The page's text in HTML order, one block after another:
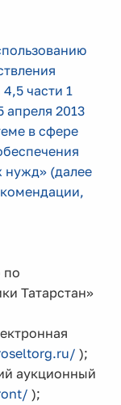
части 1
апреля 2013
в сфере
нужд» (далее
по
Татарстан»
);
аукционный
);